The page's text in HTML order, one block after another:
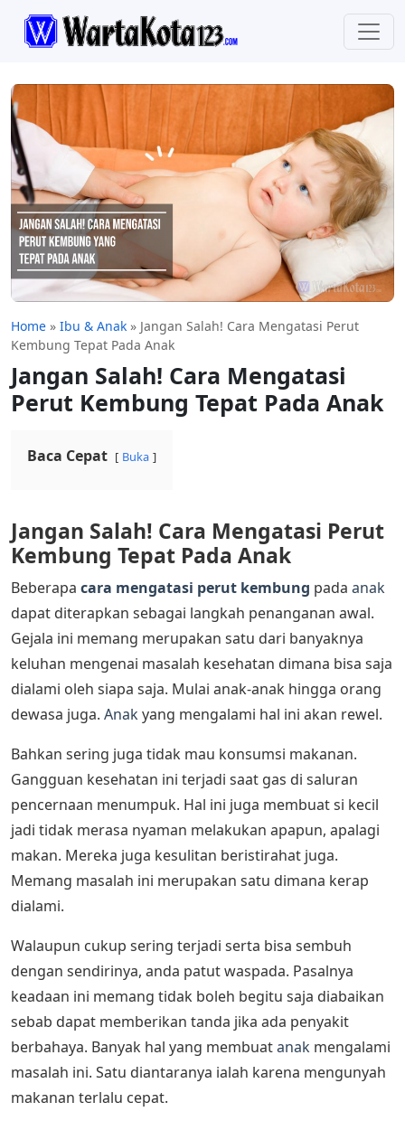
Home » Ibu & Anak » Jangan Salah! Cara Mengatasi Perut
Kembung Tepat Pada Anak
Jangan Salah! Cara Mengatasi
Perut Kembung Tepat Pada Anak
Baca Cepat Buka
Jangan Salah! Cara Mengatasi Perut
Kembung Tepat Pada Anak
Beberapa cara mengatasi perut kembung pada anak
dapat diterapkan sebagai langkah penanganan awal.
Gejala ini memang merupakan satu dari banyaknya
keluhan mengenai masalah kesehatan dimana bisa saja
dialami oleh siapa saja. Mulai anak-anak hingga orang
dewasa juga. Anakyang mengalami hal ini akan rewel.
Bahkan sering juga tidak mau konsumsi makanan.
Gangguan kesehatan ini terjadi saat gas di saluran
pencernaan menumpuk. Hal ini juga membuat si kecil
jadi tidak merasa nyaman melakukan apapun, apalagi
makan. Mereka juga kesulitan beristirahat juga.
Memang masalah ini merupakan satu dimana kerap
dialami.
Walaupun cukup sering terjadi serta bisa sembuh
dengan sendirinya, anda patut waspada. Pasalnya
keadaan ini memang tidak boleh begitu saja diabaikan
sebab dapat memberikan tanda jika ada penyakit
berbahaya. Banyak hal yang membuatanak mengalami
masalah ini. Satu diantaranya ialah karena mengunyah
makanan terlalu cepat.